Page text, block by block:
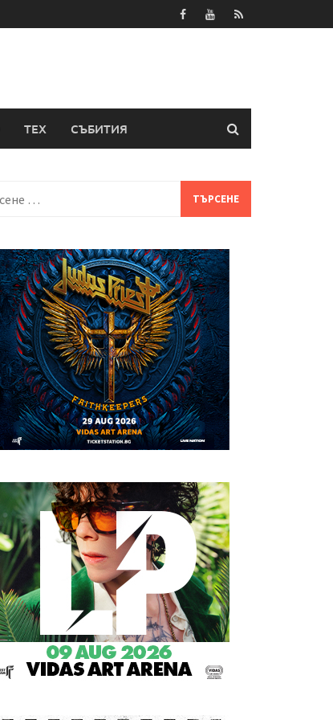
ТЕХ СЪБИТИЯ